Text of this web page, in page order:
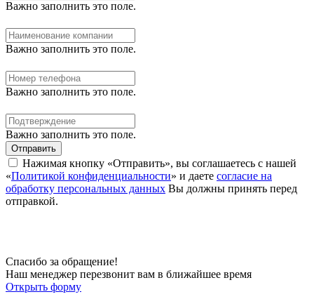
Важно заполнить это поле.
Важно заполнить это поле.
Важно заполнить это поле.
Важно заполнить это поле.
Отправить
Нажимая кнопку «Отправить», вы соглашаетесь с нашей
«Политикой конфиденциальности» и даете согласие на
обработку персональных данных Вы должны принять перед
отправкой.
Спасибо за обращение!
Наш менеджер перезвонит вам в ближайшее время
Открыть форму